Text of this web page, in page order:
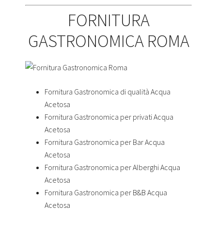
FORNITURA
GASTRONOMICA ROMA
Fornitura Gastronomica di qualità Acqua
Acetosa
Fornitura Gastronomica per privati Acqua
Acetosa
Fornitura Gastronomica per Bar Acqua
Acetosa
Fornitura Gastronomica per Alberghi Acqua
Acetosa
Fornitura Gastronomica per B&B Acqua
Acetosa